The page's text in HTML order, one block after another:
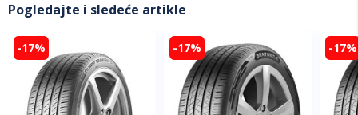
Pogledajte i sledeće artikle
-17% -17% -17%